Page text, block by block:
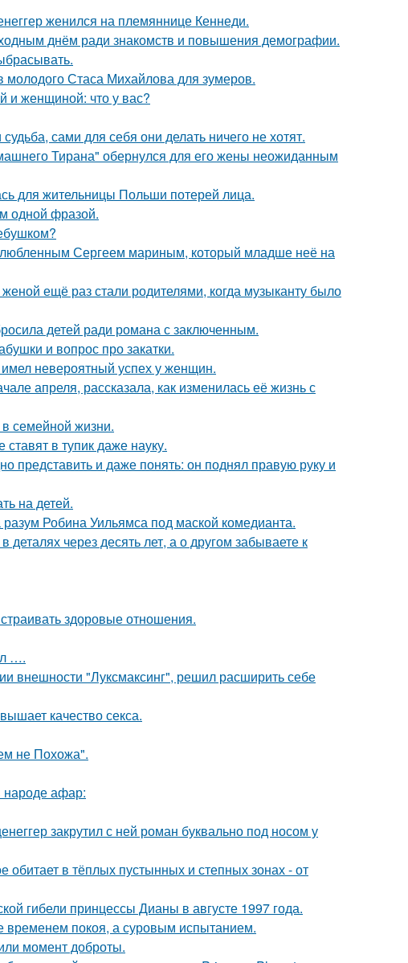
женился на племяннице Кеннеди.
днём ради знакомств и повышения демографии.
молодого Стаса Михайлова для зумеров.
и женщиной: что у вас?
сами для себя они делать ничего не хотят.
Тирана" обернулся для его жены неожиданным
для жительницы Польши потерей лица.
одной фразой.
Сергеем мариным, который младше неё на
ещё раз стали родителями, когда музыканту было
детей ради романа с заключенным.
и вопрос про закатки.
невероятный успех у женщин.
апреля, рассказала, как изменилась её жизнь с
семейной жизни.
в тупик даже науку.
представить и даже понять: он поднял правую руку и
на детей.
Робина Уильямса под маской комедианта.
через десять лет, а о другом забываете к
здоровые отношения.
….
внешности "Луксмаксинг", решил расширить себе
качество секса.
не Похожа".
народе афар:
закрутил с ней роман буквально под носом у
в тёплых пустынных и степных зонах - от
гибели принцессы Дианы в августе 1997 года.
временем покоя, а суровым испытанием.
момент доброты.